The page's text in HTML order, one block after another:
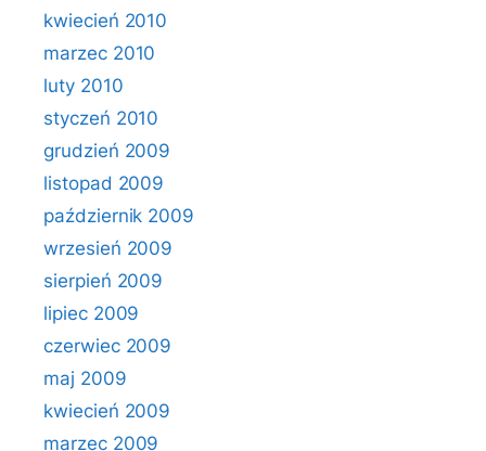
kwiecień 2010
marzec 2010
luty 2010
styczeń 2010
grudzień 2009
listopad 2009
październik 2009
wrzesień 2009
sierpień 2009
lipiec 2009
czerwiec 2009
maj 2009
kwiecień 2009
marzec 2009